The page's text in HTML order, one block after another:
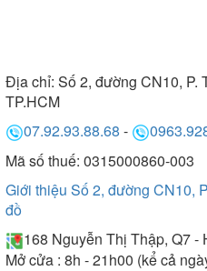
Địa chỉ: Số 2, đường CN10, P.
TP.HCM
07.92.93.88.68 -
Mã số thuế: 0315000860-003
Giới thiệu Số 2, đường CN10,
đồ
168 Nguyễn Thị Thập, Q7 -
Mở cửa : 8h - 21h00 (kể cả